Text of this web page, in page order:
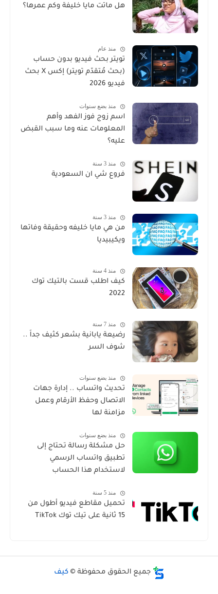
هل ماتت مايا خليفة وكم عمرها؟
منذ عام
تويتر بحث فيديو بدون حساب
(بحث مُتقدّم تويتر) إكس X بحث
فيديو 2026
منذ بضع سنوات
اسم زوج فوز الفهد وأهم
المعلومات عنه وما سبب القبض
عليه؟
منذ 3 سنة
فروع شي ان السعودية
منذ 3 سنة
من هي مايا خليفه وحقيقة وفاتها
ويكيبيديا
منذ 4 سنة
كيف اطلب قست بالتيك توك
2022
منذ 7 سنة
رضيعة يابانية بشعر كثيف جداً ..
شوف السر
منذ بضع سنوات
تحديث واتساب .. إدارة جهات
الاتصال وحفظ الأرقام وعمل
مزامنة لها
منذ بضع سنوات
حل مشكلة رسالة تحتاج إلى
تطبيق واتساب الرسمي
لاستخدام هذا الحساب
منذ 5 سنة
تحميل مقاطع فيديو أطول من
جميع الحقوق محفوظة ©كيف